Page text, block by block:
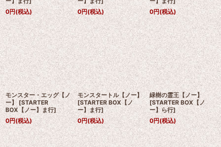
0円(税込)
0円(税込)
0円(税込)
モンスター・エッグ【ノ
ー】 [STARTER
BOX【ノー】ま行]
0円(税込)
モンスタートル【ノー】
[STARTER BOX【ノ
ー】ま行]
0円(税込)
緑樹の霊王【ノー】
[STARTER BOX【ノ
ー】ら行]
0円(税込)